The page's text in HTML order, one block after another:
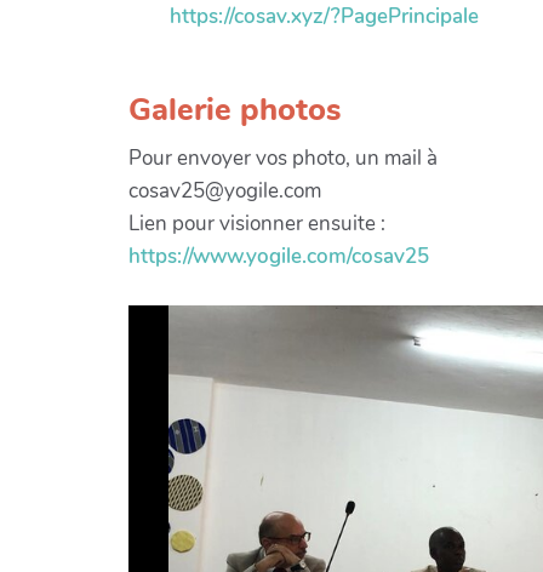
https://cosav.xyz/?PagePrincipale
Galerie photos
Pour envoyer vos photo, un mail à
cosav25@yogile.com
Lien pour visionner ensuite :
https://www.yogile.com/cosav25